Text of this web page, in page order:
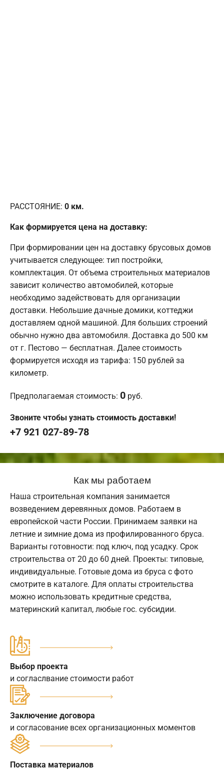
РАССТОЯНИЕ: 0 км.
Как формируется цена на доставку:
При формировании цен на доставку брусовых домов
учитывается следующее: тип постройки,
комплектация. От объема строительных материалов
зависит количество автомобилей, которые
необходимо задействовать для организации
доставки. Небольшие дачные домики, коттеджи
доставляем одной машиной. Для больших строений
обычно нужно два автомобиля. Доставка до 500 км
от г. Пестово — бесплатная. Далее стоимость
формируется исходя из тарифа: 150 рублей за
километр.
Предполагаемая стоимость: 0 руб.
Звоните чтобы узнать стоимость доставки!
+7 921 027-89-78
Как мы работаем
Наша строительная компания занимается
возведением деревянных домов. Работаем в
европейской части России. Принимаем заявки на
летние и зимние дома из профилированного бруса.
Варианты готовности: под ключ, под усадку. Срок
строительства от 20 до 60 дней. Проекты: типовые,
индивидуальные. Готовые дома из бруса с фото
смотрите в каталоге. Для оплаты строительства
можно использовать кредитные средства,
материнский капитал, любые гос. субсидии.
Выбор проекта
и согласлвание стоимости работ
Заключение договора
и согласование всех организационных моментов
Поставка материалов